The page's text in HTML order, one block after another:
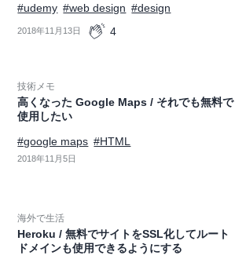
#udemy #web design #design
2018年11月13日 4
技術メモ
高くなった Google Maps / それでも無料で
使用したい
#google maps #HTML
2018年11月5日
海外で生活
Heroku / 無料でサイトをSSL化してルート
ドメインも使用できるようにする